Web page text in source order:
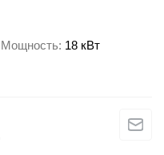
Мощность 18 кВт